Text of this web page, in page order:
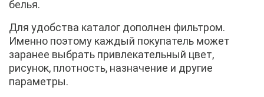
белья.
Для удобства каталог дополнен фильтром.
Именно поэтому каждый покупатель может
заранее выбрать привлекательный цвет,
рисунок, плотность, назначение и другие
параметры.